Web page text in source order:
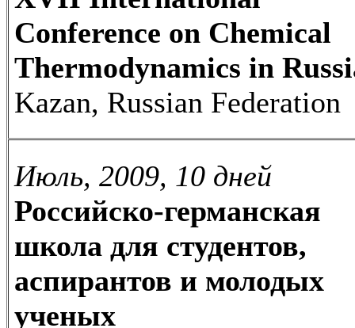
Conference on Chemical
Thermodynamics in
Kazan, Russian Federation
Июль, 2009, 10 дней
Российско-германская
школа для студентов,
аспирантов и молодых
ученых